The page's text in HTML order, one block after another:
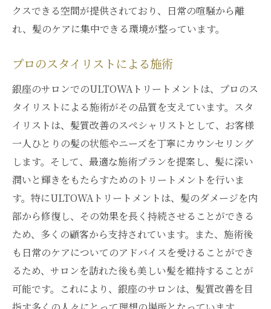
クスできる空間が提供されており、日常の喧騒から離
れ、髪のケアに集中できる環境が整っています。
プロのスタイリストによる施術
銀座のサロンでのULTOWAトリートメントは、プロのス
タイリストによる施術がその品質を支えています。スタ
イリストは、髪質改善のスペシャリストとして、お客様
一人ひとりの髪の状態やニーズを丁寧にカウンセリング
します。そして、最適な施術プランを提案し、髪に深い
潤いと輝きをもたらすためのトリートメントを行いま
す。特にULTOWAトリートメントは、髪のダメージを内
部から修復し、その効果を長く持続させることができる
ため、多くの顧客から支持されています。また、施術後
も日常のケアについてのアドバイスを受けることができ
るため、サロンを訪れた後も美しい髪を維持することが
可能です。これにより、銀座のサロンは、髪質改善を目